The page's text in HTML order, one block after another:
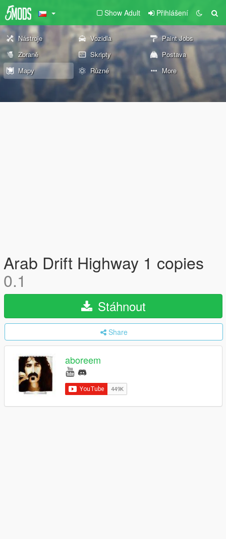
Show Adult Přihlášení
Nástroje Vozidla
Paint Jobs
Zbraně
Skripty
Postava
Mapy
Různé More
Arab Drift Highway 1 copies
0.1
Stáhnout
Share
aboreem